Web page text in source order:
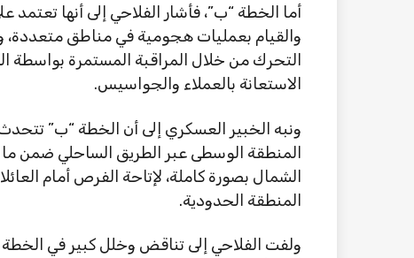
أما الخطة “ب”، فأشار الفلاحي إلى أنها
والقيام بعمليات هجومية في مناطق متعددة،
التحرك من خلال المراقبة المستمرة بواسطة
الاستعانة بالعملاء والجواسيس.
ونبه الخبير العسكري إلى أن الخطة “ب”
المنطقة الوسطى عبر الطريق الساحلي ضمن
الشمال بصورة كاملة، لإتاحة الفرص أمام
المنطقة الحدودية.
ولفت الفلاحي إلى تناقض وخلل كبير في الخطة